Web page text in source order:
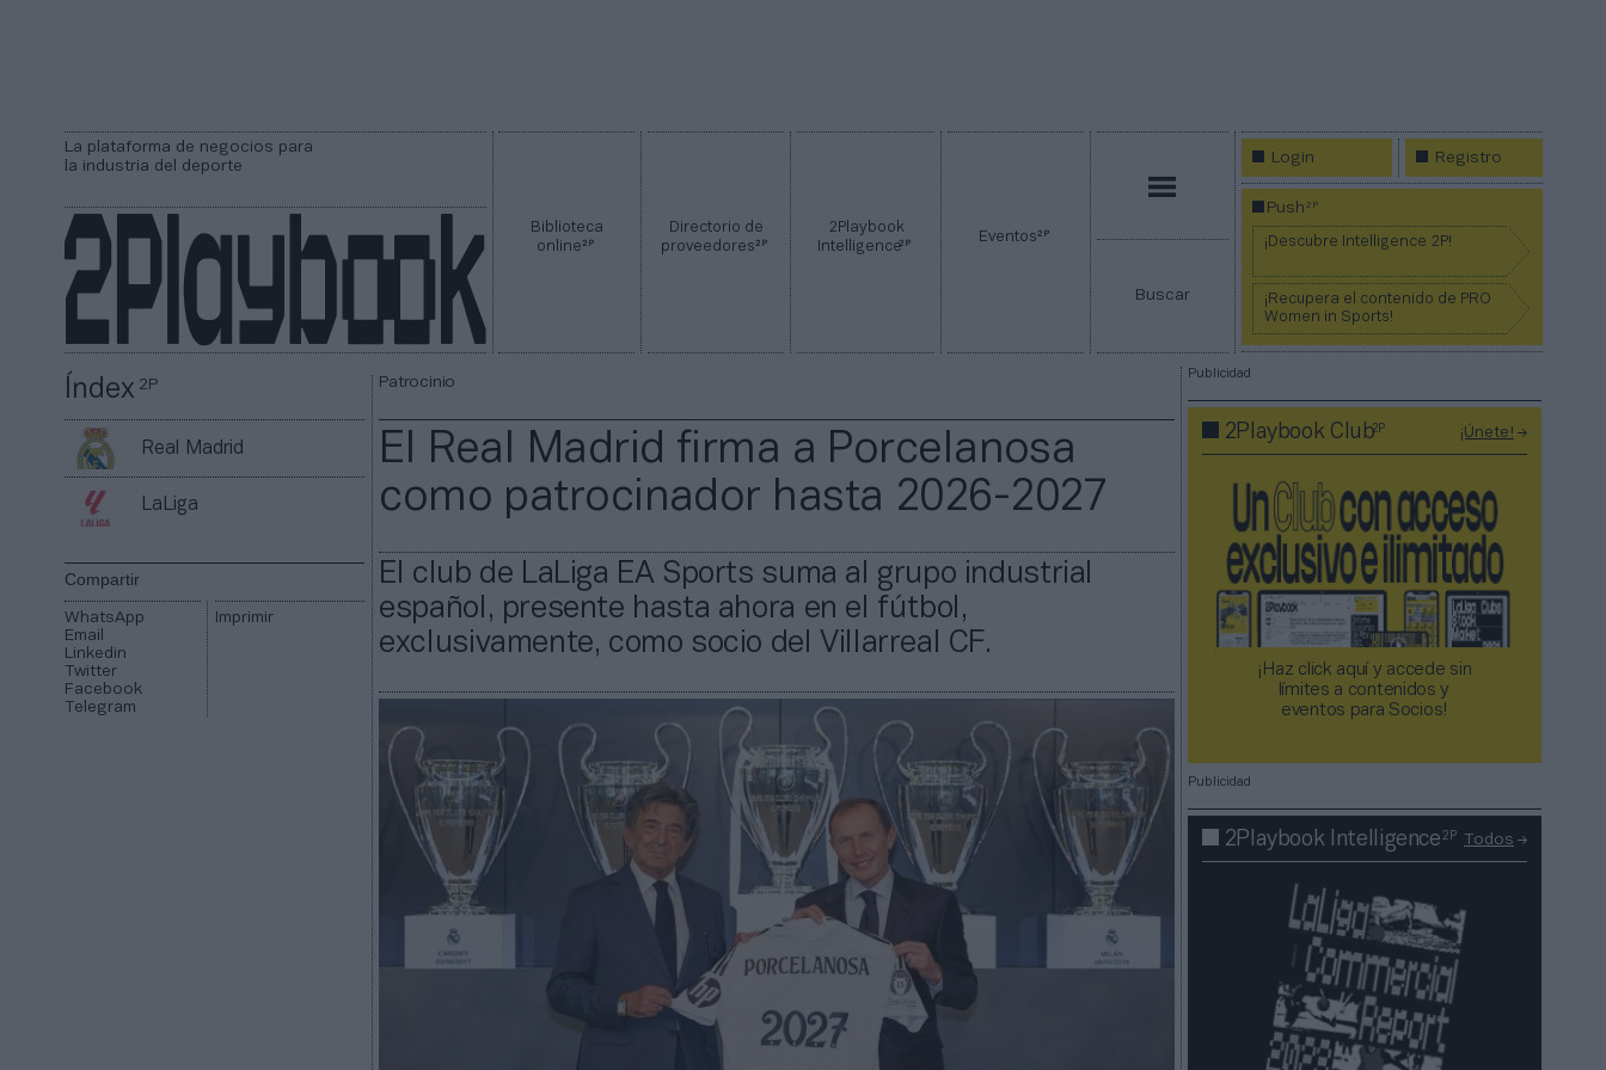
La plataforma de negocios para
la industria del deporte
Biblioteca
online2P
Directorio de
proveedores2P
2Playbook
Intelligence2P Eventos2P
Buscar
Login Registro
Push2P
¡Descubre Intelligence 2P!
¡Recupera el contenido de PRO
Women in Sports!
Índex2P
Real Madrid
LaLiga
Compartir
WhatsApp
Email
Linkedin
Twitter
Facebook
Telegram
Imprimir
Patrocinio
El Real Madrid firma a Porcelanosa
como patrocinador hasta 2026-2027
El club de LaLiga EA Sports suma al grupo industrial
español, presente hasta ahora en el fútbol,
exclusivamente, como socio del Villarreal CF.
Publicidad
2Playbook Club2P ¡Únete!
¡Haz click aquí y accede sin
límites a contenidos y
eventos para Socios!​​​​​​​
Publicidad
2Playbook Intelligence2P Todos